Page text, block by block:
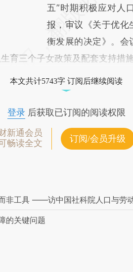
五”时期积极应对人
报，审议《关于优化
衡发展的决定》。会
育三个子女政策及配套支持措施
本文共计5743字 订阅后继续阅读
登录后获取已订阅的阅读权限
新通会员
畅读全文
订阅/会员升级
非工具 ——访中国社科院人口与劳
的关键问题